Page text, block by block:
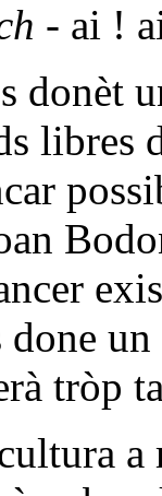
- ai !
donèt
libres
done
tròp
a